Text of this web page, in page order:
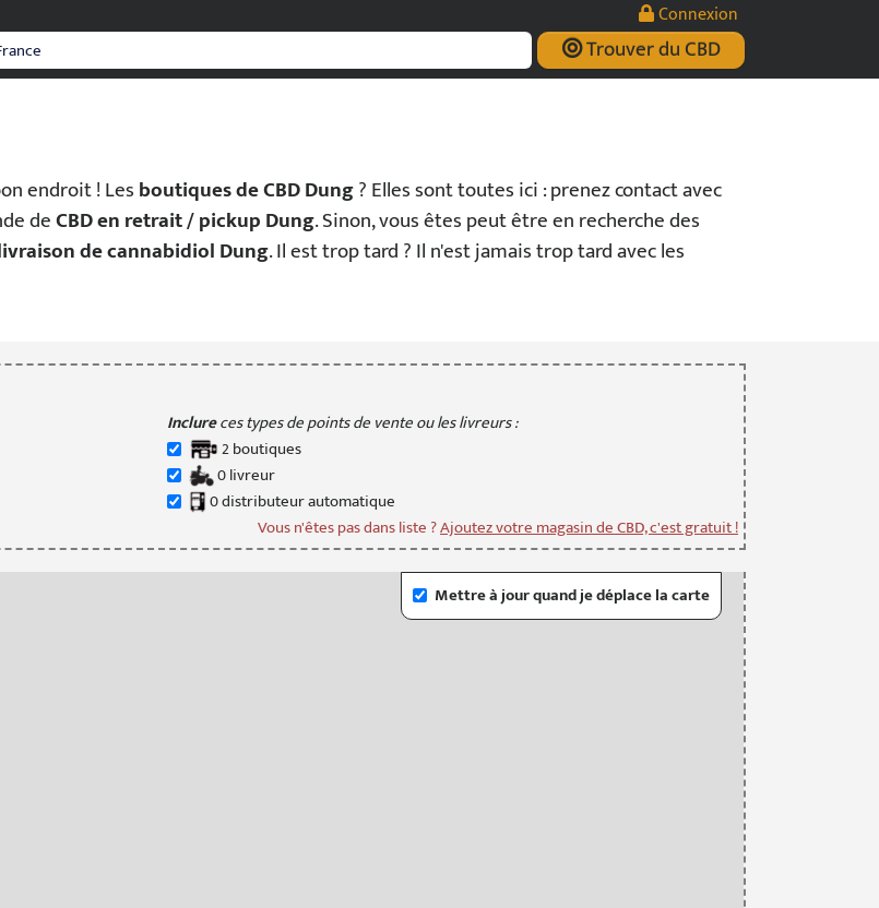
Connexion
Trouver du CBD
endroit ! Lesboutiques de CBD Dung? Elles sont toutes ici : prenez contact avec
deCBD en retrait / pickup Dung. Sinon, vous êtes peut être en recherche des
de cannabidiol Dung. Il est trop tard ? Il n'est jamais trop tard avec les
Inclureces types de points de vente ou les livreurs :
2boutiques
0livreur
0distributeurautomatique
Vous n'êtes pas dans liste ?Ajoutez votre magasin de CBD, c'est gratuit !
Mettre à jour quand je déplace la carte